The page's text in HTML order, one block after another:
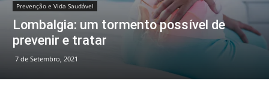
Prevenção e Vida Saudável
Lombalgia: um tormento possível de
prevenir e tratar
7 de Setembro, 2021